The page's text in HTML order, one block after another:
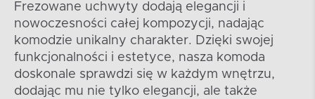
Frezowane uchwyty dodają elegancji i
nowoczesności całej kompozycji, nadając
komodzie unikalny charakter. Dzięki swojej
funkcjonalności i estetyce, nasza komoda
doskonale sprawdzi się w każdym wnętrzu,
dodając mu nie tylko elegancji, ale także